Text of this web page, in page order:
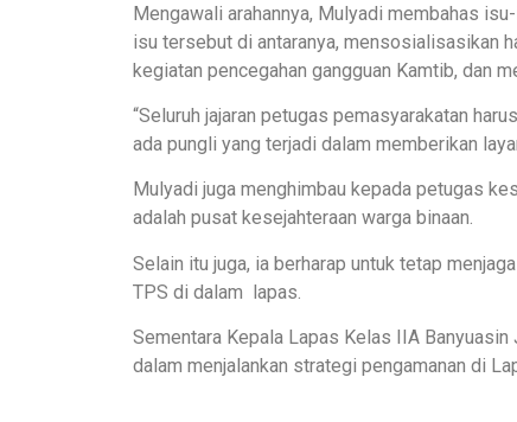
Mengawali arahannya, Mulyadi membahas
isu tersebut di antaranya, mensosialisasikan
kegiatan pencegahan gangguan Kamtib, dan
“Seluruh jajaran petugas pemasyarakatan
ada pungli yang terjadi dalam memberikan
Mulyadi juga menghimbau kepada petugas
adalah pusat kesejahteraan warga binaan.
Selain itu juga, ia berharap untuk tetap
TPS di dalam lapas.
Sementara Kepala Lapas Kelas IIA
dalam menjalankan strategi pengamanan di